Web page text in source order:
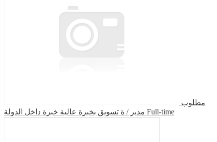
مطلوب
مدير / ة تسويق بخبرة عالية خبرة داخل الدولة Full-time